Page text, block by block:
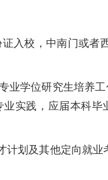
入校，中南门或者
业学位研究生培养
实践，应届本科
计划及其他定向就